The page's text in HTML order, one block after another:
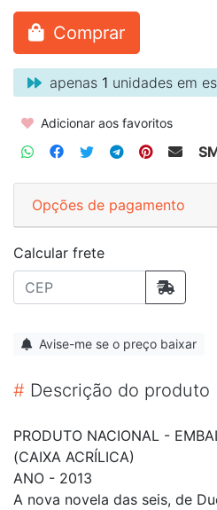
Comprar
apenas 1 unidades em
Adicionar aos favoritos
Opções de pagamento
Calcular frete
Avise-me se o preço baixar
# Descrição do produto
PRODUTO NACIONAL -
(CAIXA ACRÍLICA)
ANO - 2013
A nova novela das seis, de